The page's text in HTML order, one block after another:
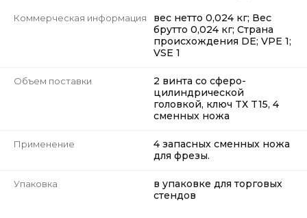
Коммерческая информация
вес нетто 0,024 кг; Вес
брутто 0,024 кг; Страна
происхождения DE; VPE 1;
VSE 1
Объем поставки
2 винта со сферо-
цилиндрической
головкой, ключ TХ T15, 4
сменных ножа
Применение
4 запасных сменных ножа
для фрезы.
Упаковка
в упаковке для торговых
стендов